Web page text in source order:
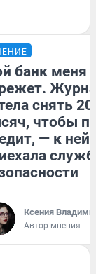
банк меня
снять
чтобы
— к
Ксения
Автор мнения